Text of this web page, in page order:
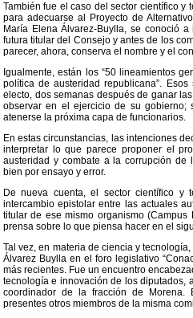
También fue el caso del sector científico y
para adecuarse al Proyecto de
María Elena Álvarez-Buylla, se conoció
futura titular del Consejo y antes de los
parecer, ahora, conserva el nombre y el
Igualmente, están los “50 lineamientos
política de austeridad republicana”.
electo, dos semanas después de ganar
observar en el ejercicio de su
atenerse la próxima capa de funcionarios.
En estas circunstancias, las intenciones
interpretar lo que parece proponer el
austeridad y combate a la corrupción de
bien por ensayo y error.
De nueva cuenta, el sector científico y
intercambio epistolar entre las actuales
titular de ese mismo organismo
prensa sobre lo que piensa hacer en el
Tal vez, en materia de ciencia y
Álvarez Buylla en el foro legislativo
más recientes. Fue un encuentro
tecnología e innovación de los diputados,
coordinador de la fracción de Morena.
presentes otros miembros de la misma